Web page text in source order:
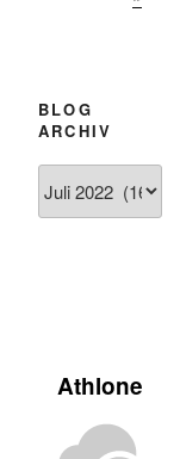
BLOG
ARCHIV
Archiv
Athlone